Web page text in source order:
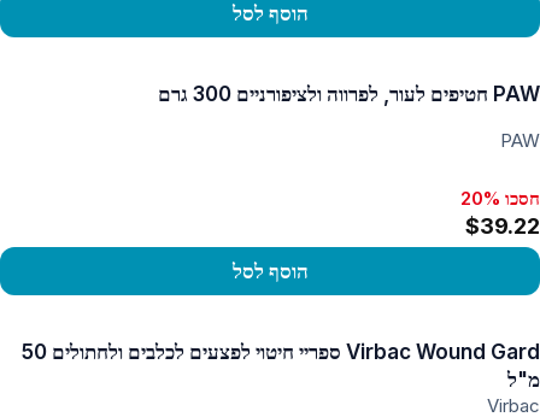
הוסף לסל
PAW חטיפים לעור, לפרווה ולציפורניים 300 גרם
PAW
חסכו 20%
$39.22
הוסף לסל
Virbac Wound Gard ספריי חיטוי לפצעים לכלבים ולחתולים 50
מ"ל
Virbac